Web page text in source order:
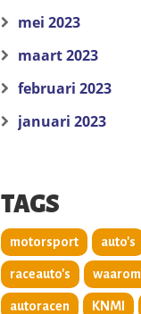
mei 2023
maart 2023
februari 2023
januari 2023
TAGS
motorsport auto's
raceauto's waarom
autoracen KNMI